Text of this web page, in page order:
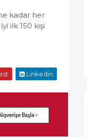
kadar her
ilk 150 kişi
Linkedin